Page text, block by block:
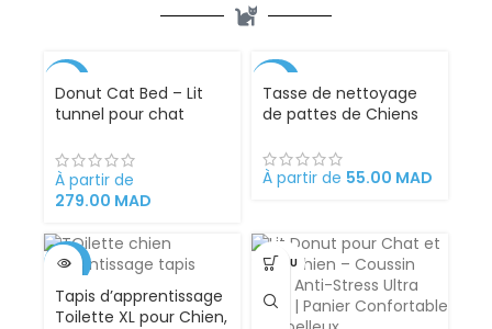
Donut Cat Bed – Lit
tunnel pour chat
taille
À partir de
279.00 MAD
Tasse de nettoyage
de pattes de Chiens
À partir de 55.00 MAD
-25%
VENDU
Tapis d’apprentissage
Toilette XL pour Chien,
VENDU